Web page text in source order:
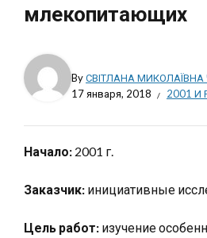
млекопитающих
ByСВІТЛАНА
17 января, 2018
2001 И
Начало: 2001 г.
Заказчик: инициативные
Цель работ: изучение